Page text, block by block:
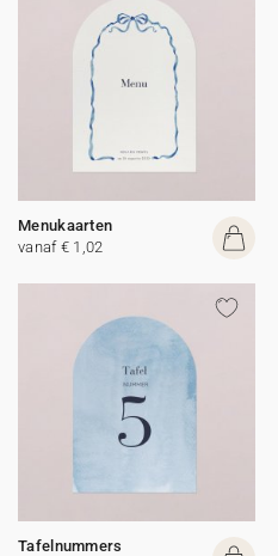
Menukaarten
vanaf € 1,02
Tafelnummers